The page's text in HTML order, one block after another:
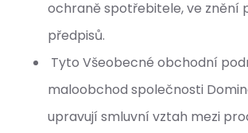
ochraně spotřebitele, ve znění
předpisů.
Tyto Všeobecné obchodní
maloobchod společnosti
upravují smluvní vztah mezi